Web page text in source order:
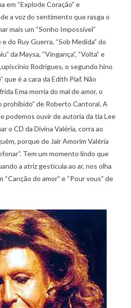
em “Explode Coração” e
a voz do sentimento que rasga o
mais um “Sonho Impossível”
do Ruy Guerra, “Sob Medida” do
da Maysa, “Vingança”, “Volta” e
Rodrigues, o segundo hino
que é a cara da Edith Piaf. Não
Ema morria do mal de amor, o
prohibido” de Roberto Cantoral. A
podemos ouvir de autoria da tia Lee
o CD da Divina Valéria, corra ao
porque de Jair Amorim Valéria
Tem um momento lindo que
a atriz gesticula ao ar, nos olha
“Canção do amor” e “Pour vous” de